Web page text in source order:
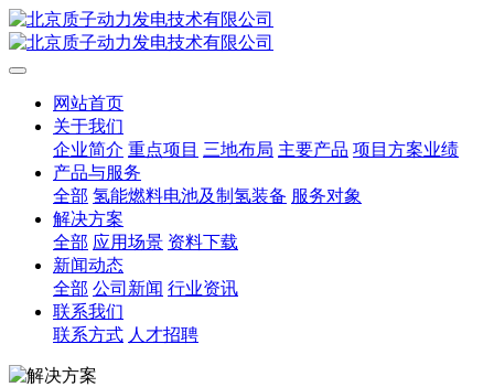
网站首页
关于我们
企业简介 重点项目 三地布局 主要产品 项目方案业绩
产品与服务
全部 氢能燃料电池及制氢装备 服务对象
解决方案
全部 应用场景 资料下载
新闻动态
全部 公司新闻 行业资讯
联系我们
联系方式 人才招聘